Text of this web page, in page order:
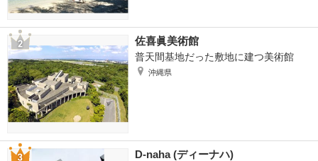
佐喜眞美術館
普天間基地だった敷地に建つ美術館
沖縄県
D-naha (ディーナハ)